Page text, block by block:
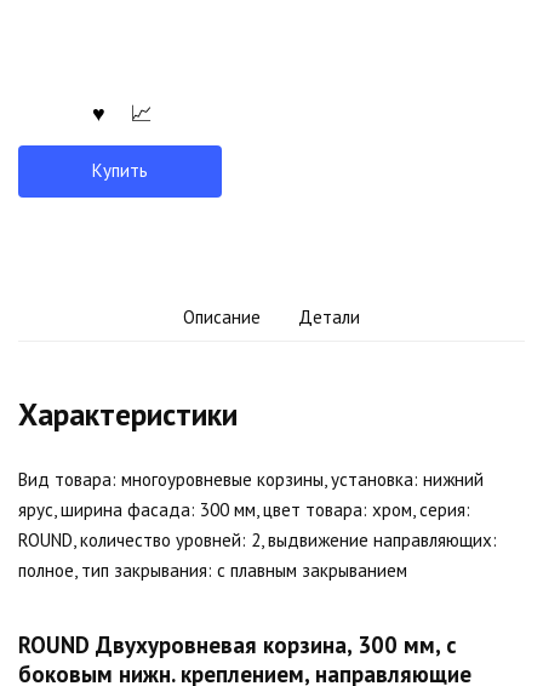
Купить
Описание Детали
Характеристики
Вид товара: многоуровневые корзины, установка: нижний
ярус, ширина фасада: 300 мм, цвет товара: хром, серия:
ROUND, количество уровней: 2, выдвижение направляющих:
полное, тип закрывания: с плавным закрыванием
ROUND Двухуровневая корзина, 300 мм, с
боковым нижн. креплением, направляющие